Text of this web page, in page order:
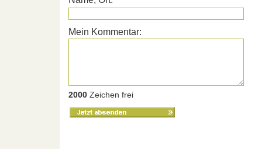
Mein Kommentar:
2000 Zeichen frei